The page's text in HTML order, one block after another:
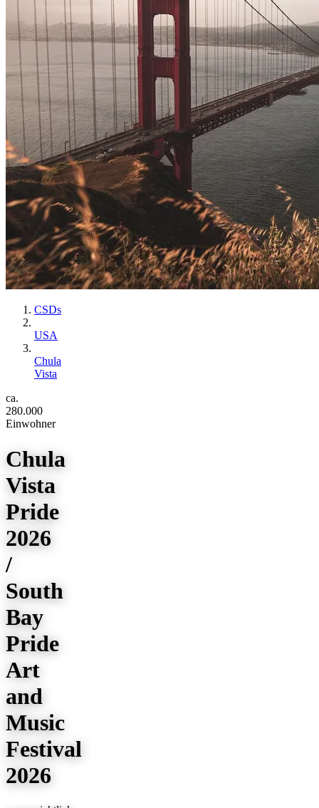
CSDs
USA
Chula
Vista
ca.
280.000
Einwohner
Chula
Vista
Pride
2026
/
South
Bay
Pride
Art
and
Music
Festival
2026